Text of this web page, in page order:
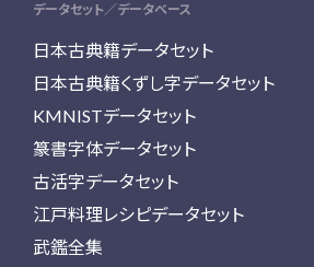
データセット／データベース
日本古典籍データセット
日本古典籍くずし字データセット
KMNISTデータセット
篆書字体データセット
古活字データセット
江戸料理レシピデータセット
武鑑全集